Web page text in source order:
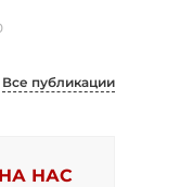
Все публикации
НАС